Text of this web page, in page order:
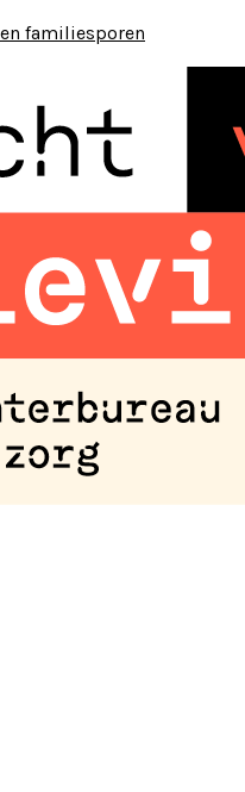
familiesporen